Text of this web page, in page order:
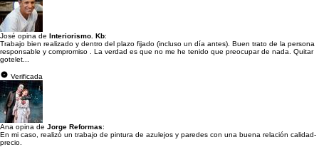
José opina de Interiorismo. Kb:
Trabajo bien realizado y dentro del plazo fijado (incluso un día antes). Buen trato de la persona
responsable y compromiso . La verdad es que no me he tenido que preocupar de nada. Quitar
gotelet...
Verificada
Ana opina de Jorge Reformas:
En mi caso, realizó un trabajo de pintura de azulejos y paredes con una buena relación calidad-
precio.